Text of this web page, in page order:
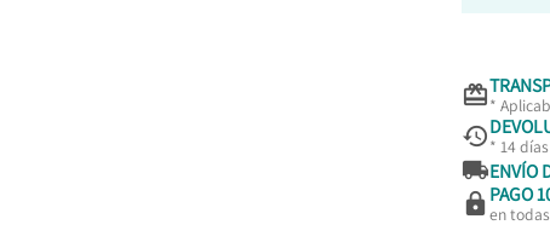
*
* 14
ENVÍO
 PAGO
en